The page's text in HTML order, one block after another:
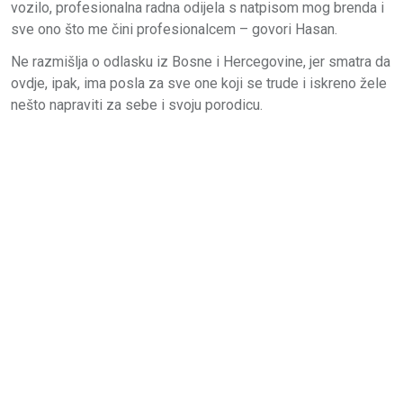
vozilo, profesionalna radna odijela s natpisom mog brenda i
sve ono što me čini profesionalcem – govori Hasan.
Ne razmišlja o odlasku iz Bosne i Hercegovine, jer smatra da
ovdje, ipak, ima posla za sve one koji se trude i iskreno žele
nešto napraviti za sebe i svoju porodicu.